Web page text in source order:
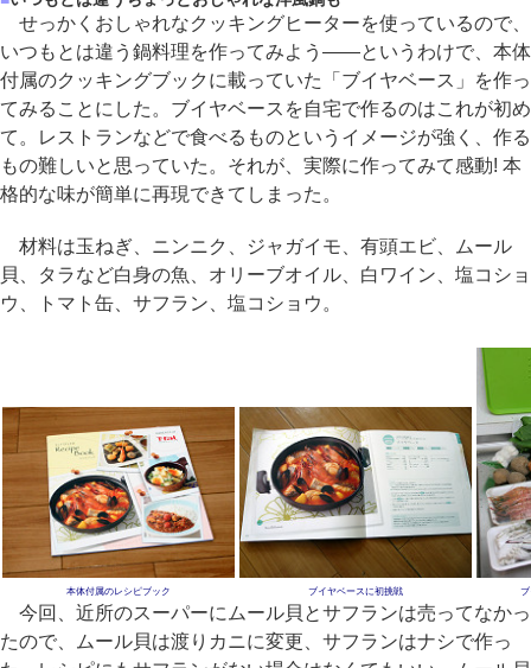
せっかくおしゃれなクッキングヒーターを使っているので、
いつもとは違う鍋料理を作ってみよう――というわけで、本体
付属のクッキングブックに載っていた「ブイヤベース」を作っ
てみることにした。ブイヤベースを自宅で作るのはこれが初め
て。レストランなどで食べるものというイメージが強く、作る
もの難しいと思っていた。それが、実際に作ってみて感動! 本
格的な味が簡単に再現できてしまった。
材料は玉ねぎ、ニンニク、ジャガイモ、有頭エビ、ムール
貝、タラなど白身の魚、オリーブオイル、白ワイン、塩コショ
ウ、トマト缶、サフラン、塩コショウ。
本体付属のレシピブック ブイヤベースに初挑戦
今回、近所のスーパーにムール貝とサフランは売ってなかっ
たので、ムール貝は渡りカニに変更、サフランはナシで作っ